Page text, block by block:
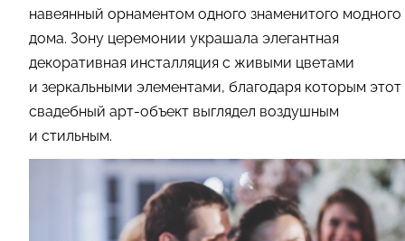
навеянный орнаментом одного знаменитого модного
дома. Зону церемонии украшала элегантная
декоративная инсталляция с живыми цветами
и зеркальными элементами, благодаря которым этот
свадебный арт-объект выглядел воздушным
и стильным.